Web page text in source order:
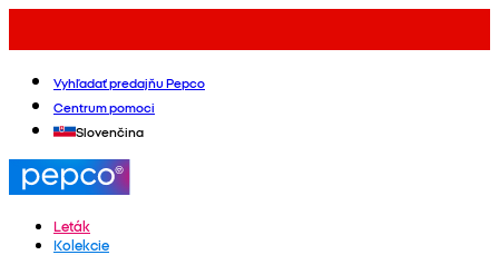
Vyhľadať predajňu Pepco
Centrum pomoci
Slovenčina
Leták
Kolekcie